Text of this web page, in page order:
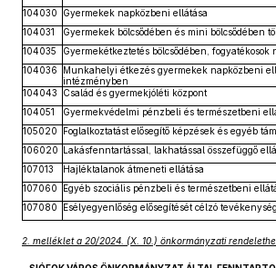
104030
Gyermekek napközbeni ellátása
104031
Gyermekek bölcsődében és mini bölcsődében
104035
Gyermekétkeztetés bölcsődében,
104036
Munkahelyi étkezés gyermekek napközbeni
intézményben
104043
Család és gyermekjóléti központ
104051
Gyermekvédelmi pénzbeli és természetbeni
105020
Foglalkoztatást elősegítő képzések és egyéb
106020 Lakásfenntartással, lakhatással összefüggő
107013
Hajléktalanok átmeneti ellátása
107060
Egyéb szociális pénzbeli és természetbeni
107080
Esélyegyenlőség elősegítését célzó
2. melléklet a 20/2024. (X. 10.) önkormányzati